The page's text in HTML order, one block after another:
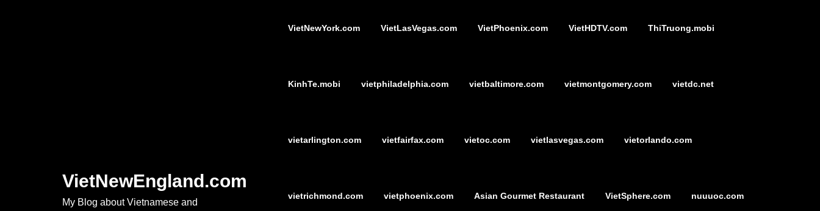
VietNewEngland.com
My Blog about Vietnamese and
VietNewYork.com VietLasVegas.com VietPhoenix.com VietHDTV.com ThiTruong.mobi
KinhTe.mobi vietphiladelphia.com vietbaltimore.com vietmontgomery.com vietdc.net
vietarlington.com vietfairfax.com vietoc.com vietlasvegas.com vietorlando.com
vietrichmond.com vietphoenix.com Asian Gourmet Restaurant VietSphere.com nuuuoc.com